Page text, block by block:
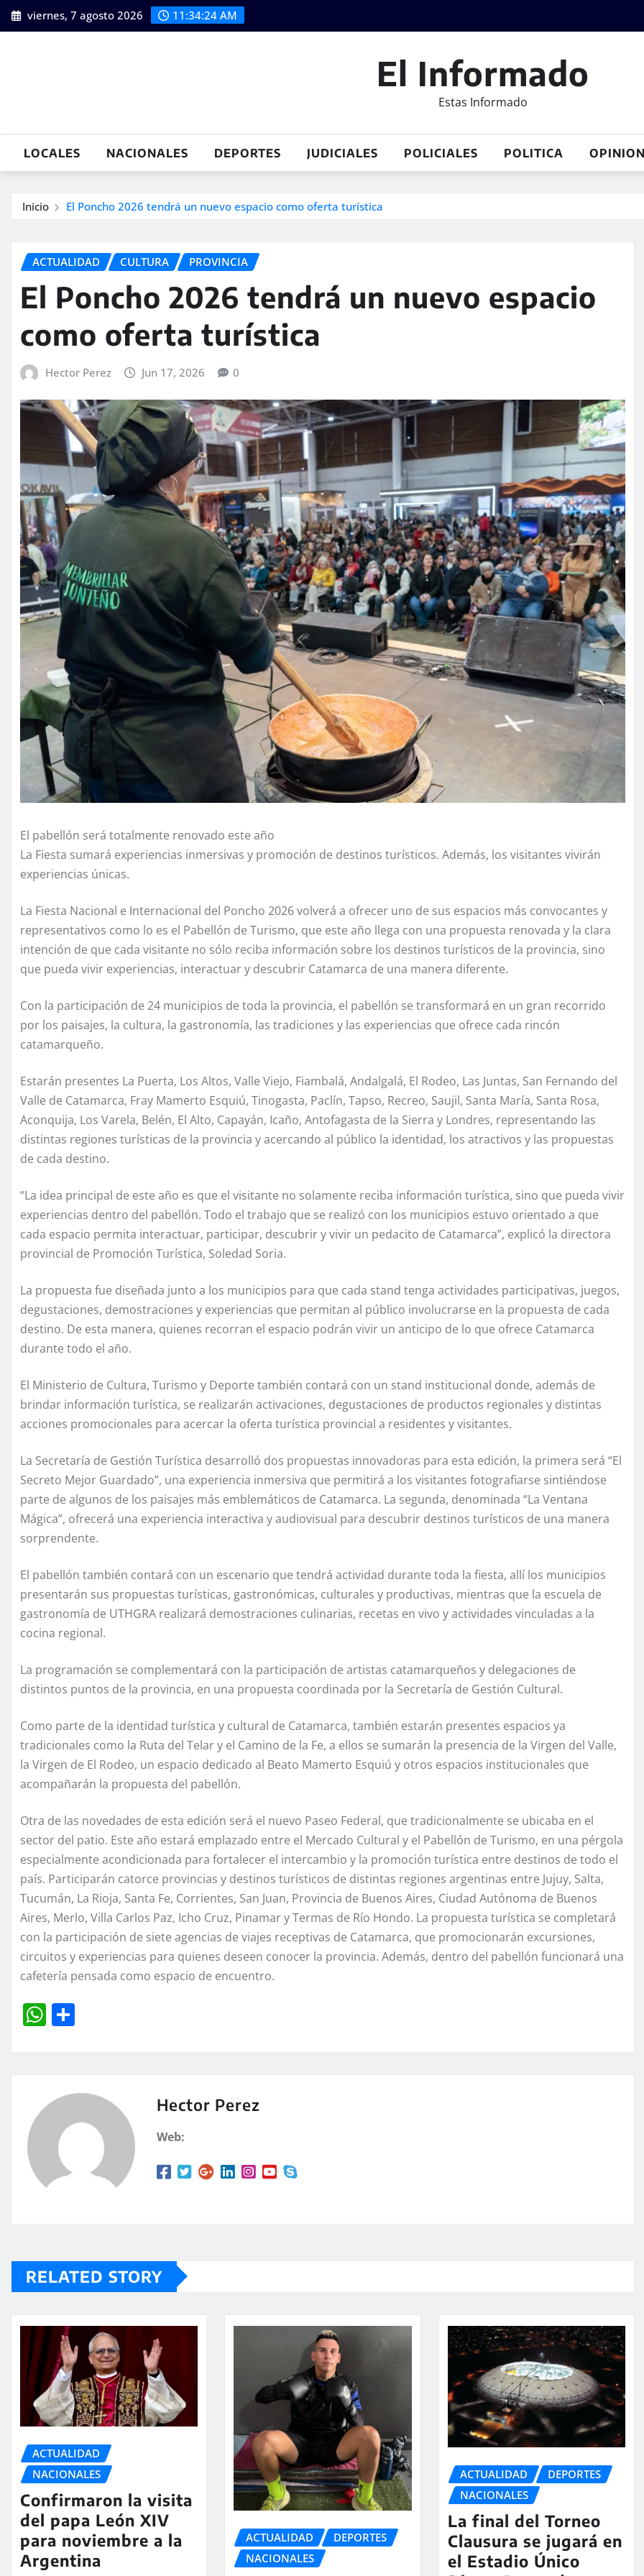
Saltar
al
viernes, 7 agosto 2026 11:34:25 AM
El Informado
Estas Informado
LOCALES NACIONALES DEPORTES JUDICIALES POLICIALES POLITICA OPINION
Inicio El Poncho 2026 tendrá un nuevo espacio como oferta turística
ACTUALIDAD CULTURA PROVINCIA
El Poncho 2026 tendrá un nuevo espacio
como oferta turística
Hector Perez Jun 17, 2026 0
El pabellón será totalmente renovado este año
La Fiesta sumará experiencias inmersivas y promoción de destinos turísticos. Además, los visitantes vivirán
experiencias únicas.
La Fiesta Nacional e Internacional del Poncho 2026 volverá a ofrecer uno de sus espacios más convocantes y
representativos como lo es el Pabellón de Turismo, que este año llega con una propuesta renovada y la clara
intención de que cada visitante no sólo reciba información sobre los destinos turísticos de la provincia, sino
que pueda vivir experiencias, interactuar y descubrir Catamarca de una manera diferente.
Con la participación de 24 municipios de toda la provincia, el pabellón se transformará en un gran recorrido
por los paisajes, la cultura, la gastronomía, las tradiciones y las experiencias que ofrece cada rincón
catamarqueño.
Estarán presentes La Puerta, Los Altos, Valle Viejo, Fiambalá, Andalgalá, El Rodeo, Las Juntas, San Fernando del
Valle de Catamarca, Fray Mamerto Esquiú, Tinogasta, Paclín, Tapso, Recreo, Saujil, Santa María, Santa Rosa,
Aconquija, Los Varela, Belén, El Alto, Capayán, Icaño, Antofagasta de la Sierra y Londres, representando las
distintas regiones turísticas de la provincia y acercando al público la identidad, los atractivos y las propuestas
de cada destino.
“La idea principal de este año es que el visitante no solamente reciba información turística, sino que pueda vivir
experiencias dentro del pabellón. Todo el trabajo que se realizó con los municipios estuvo orientado a que
cada espacio permita interactuar, participar, descubrir y vivir un pedacito de Catamarca”, explicó la directora
provincial de Promoción Turística, Soledad Soria.
La propuesta fue diseñada junto a los municipios para que cada stand tenga actividades participativas, juegos,
degustaciones, demostraciones y experiencias que permitan al público involucrarse en la propuesta de cada
destino. De esta manera, quienes recorran el espacio podrán vivir un anticipo de lo que ofrece Catamarca
durante todo el año.
El Ministerio de Cultura, Turismo y Deporte también contará con un stand institucional donde, además de
brindar información turística, se realizarán activaciones, degustaciones de productos regionales y distintas
acciones promocionales para acercar la oferta turística provincial a residentes y visitantes.
La Secretaría de Gestión Turística desarrolló dos propuestas innovadoras para esta edición, la primera será “El
Secreto Mejor Guardado”, una experiencia inmersiva que permitirá a los visitantes fotografiarse sintiéndose
parte de algunos de los paisajes más emblemáticos de Catamarca. La segunda, denominada “La Ventana
Mágica”, ofrecerá una experiencia interactiva y audiovisual para descubrir destinos turísticos de una manera
sorprendente.
El pabellón también contará con un escenario que tendrá actividad durante toda la fiesta, allí los municipios
presentarán sus propuestas turísticas, gastronómicas, culturales y productivas, mientras que la escuela de
gastronomía de UTHGRA realizará demostraciones culinarias, recetas en vivo y actividades vinculadas a la
cocina regional.
La programación se complementará con la participación de artistas catamarqueños y delegaciones de
distintos puntos de la provincia, en una propuesta coordinada por la Secretaría de Gestión Cultural.
Como parte de la identidad turística y cultural de Catamarca, también estarán presentes espacios ya
tradicionales como la Ruta del Telar y el Camino de la Fe, a ellos se sumarán la presencia de la Virgen del Valle,
la Virgen de El Rodeo, un espacio dedicado al Beato Mamerto Esquiú y otros espacios institucionales que
acompañarán la propuesta del pabellón.
Otra de las novedades de esta edición será el nuevo Paseo Federal, que tradicionalmente se ubicaba en el
sector del patio. Este año estará emplazado entre el Mercado Cultural y el Pabellón de Turismo, en una pérgola
especialmente acondicionada para fortalecer el intercambio y la promoción turística entre destinos de todo el
país. Participarán catorce provincias y destinos turísticos de distintas regiones argentinas entre Jujuy, Salta,
Tucumán, La Rioja, Santa Fe, Corrientes, San Juan, Provincia de Buenos Aires, Ciudad Autónoma de Buenos
Aires, Merlo, Villa Carlos Paz, Icho Cruz, Pinamar y Termas de Río Hondo. La propuesta turística se completará
con la participación de siete agencias de viajes receptivas de Catamarca, que promocionarán excursiones,
circuitos y experiencias para quienes deseen conocer la provincia. Además, dentro del pabellón funcionará una
cafetería pensada como espacio de encuentro.
W
A
p
rt
Hector Perez
Web:
RELATED STORY
ACTUALIDAD
NACIONALES
Confirmaron la visita
del papa León XIV
para noviembre a la
Argentina
ACTUALIDAD
DEPORTES
NACIONALES
ACTUALIDAD
DEPORTES
NACIONALES
La final del Torneo
Clausura se jugará en
el Estadio Único